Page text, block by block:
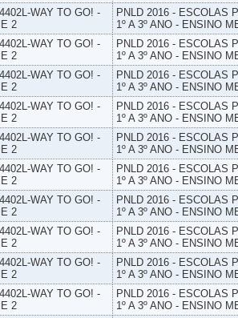
WAY TO GO! -
2
PNLD 2016 - ESCOLAS
1º A 3º ANO - ENSINO
WAY TO GO! -
2
PNLD 2016 - ESCOLAS
1º A 3º ANO - ENSINO
WAY TO GO! -
2
PNLD 2016 - ESCOLAS
1º A 3º ANO - ENSINO
WAY TO GO! -
2
PNLD 2016 - ESCOLAS
1º A 3º ANO - ENSINO
WAY TO GO! -
2
PNLD 2016 - ESCOLAS
1º A 3º ANO - ENSINO
WAY TO GO! -
2
PNLD 2016 - ESCOLAS
1º A 3º ANO - ENSINO
WAY TO GO! -
2
PNLD 2016 - ESCOLAS
1º A 3º ANO - ENSINO
WAY TO GO! -
2
PNLD 2016 - ESCOLAS
1º A 3º ANO - ENSINO
WAY TO GO! -
2
PNLD 2016 - ESCOLAS
1º A 3º ANO - ENSINO
WAY TO GO! -
2
PNLD 2016 - ESCOLAS
1º A 3º ANO - ENSINO